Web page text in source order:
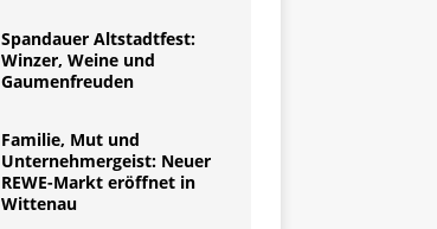
Spandauer Altstadtfest:
Winzer, Weine und
Gaumenfreuden
Familie, Mut und
Unternehmergeist: Neuer
REWE-Markt eröffnet in
Wittenau